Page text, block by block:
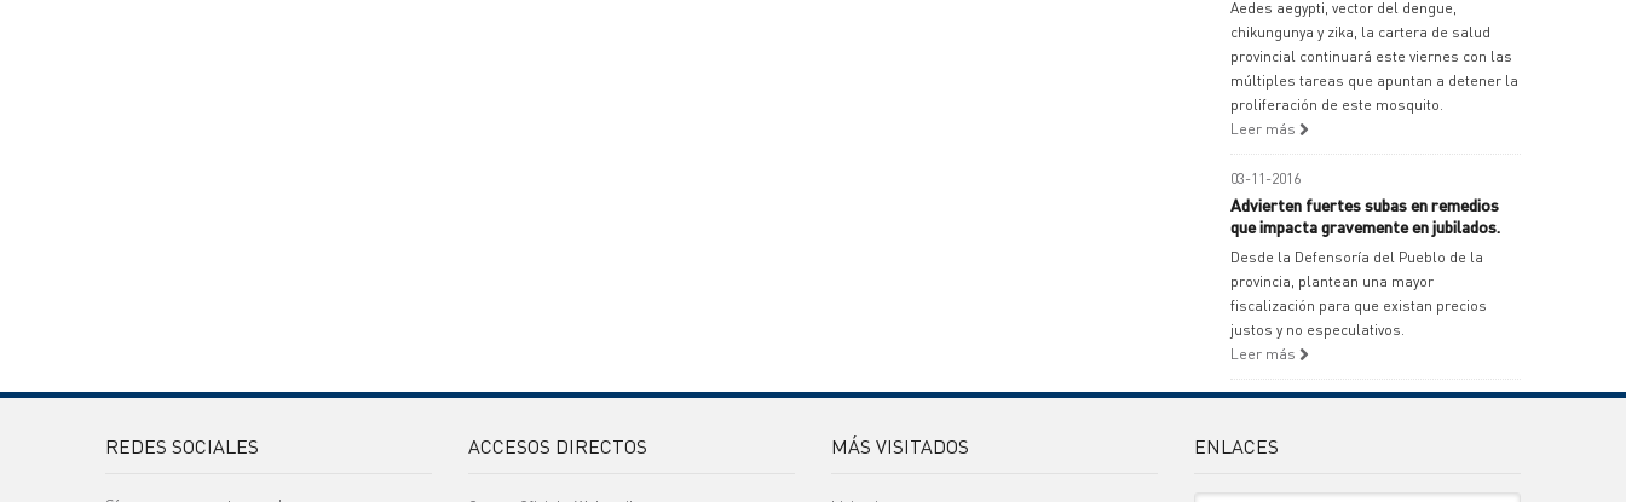
Aedes aegypti, vector del dengue,
chikungunya y zika, la cartera de salud
provincial continuará este viernes con las
múltiples tareas que apuntan a detener la
proliferación de este mosquito.
Leer más
03-11-2016
Advierten fuertes subas en remedios
que impacta gravemente en jubilados.
Desde la Defensoría del Pueblo de la
provincia, plantean una mayor
fiscalización para que existan precios
justos y no especulativos.
Leer más
REDES SOCIALES ACCESOS DIRECTOS MÁS VISITADOS ENLACES